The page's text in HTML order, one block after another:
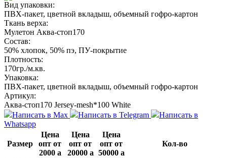
Вид упаковки:
ПВХ-пакет, цветной вкладыш, объемный гофро-картон
Ткань верха:
Мулетон Аква-стоп170
Состав:
50% хлопок, 50% пэ, ПУ-покрытие
Плотность:
170гр./м.кв.
Упаковка:
ПВХ-пакет, цветной вкладыш, объемный гофро-картон
Артикул:
Аква-стоп170 Jersey-mesh*100 White
Написать в Max
Написать в Telegram
Написать в
Whatsapp
Размер
Цена
опт от
2000 a
Цена
опт от
20000 a
Цена
опт от
50000 a
Кол-во